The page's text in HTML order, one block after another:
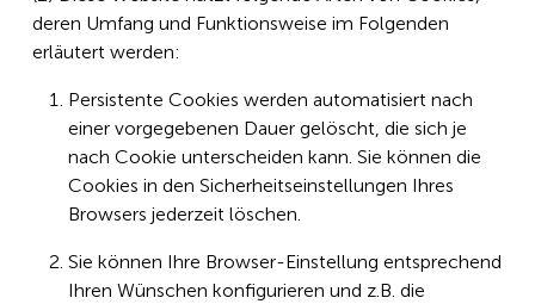
deren Umfang und Funktionsweise im Folgenden
erläutert werden:
Persistente Cookies werden automatisiert nach
einer vorgegebenen Dauer gelöscht, die sich je
nach Cookie unterscheiden kann. Sie können die
Cookies in den Sicherheitseinstellungen Ihres
Browsers jederzeit löschen.
Sie können Ihre Browser-Einstellung entsprechend
Ihren Wünschen konfigurieren und z. B. die